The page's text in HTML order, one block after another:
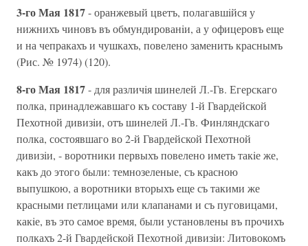
3-го Мая 1817- оранжевый цветъ, полагавшiйся у
нижнихъ чиновъ въ обмундированiи, а у офицеровъ еще
и на чепракахъ и чушкахъ, повелено заменить краснымъ
(Рис. № 1974) (120).
8-го Мая 1817- для различiя шинелей Л.-Гв. Егерскаго
полка, принадлежавшаго къ составу 1-й Гвардейской
Пехотной дивизiи, отъ шинелей Л.-Гв. Финляндскаго
полка, состоявшаго во 2-й Гвардейской Пехотной
дивизiи, - воротники первыхъ повелено иметь такiе же,
какъ до этого были: темнозеленые, съ красною
выпушкою, а воротники вторыхъ еще съ такими же
красными петлицами или клапанами и съ пуговицами,
какiе, въ это самое время, были установлены въ прочихъ
полкахъ 2-й Гвардейской Пехотной дивизiи: Литовокомъ